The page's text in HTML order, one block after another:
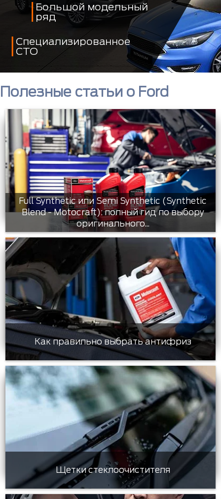
Большой модельный
ряд
Специализированное
СТО
Полезные статьи о Ford
Full Synthetic или Semi Synthetic (Synthetic
Blend - Motocraft): полный гид по выбору
оригинального...
Как правильно выбрать антифриз
Щетки стеклоочистителя